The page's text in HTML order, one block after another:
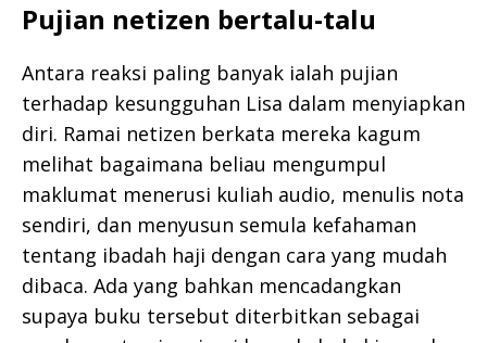
Pujian netizen bertalu-talu
Antara reaksi paling banyak ialah pujian
terhadap kesungguhan Lisa dalam menyiapkan
diri. Ramai netizen berkata mereka kagum
melihat bagaimana beliau mengumpul
maklumat menerusi kuliah audio, menulis nota
sendiri, dan menyusun semula kefahaman
tentang ibadah haji dengan cara yang mudah
dibaca. Ada yang bahkan mencadangkan
supaya buku tersebut diterbitkan sebagai